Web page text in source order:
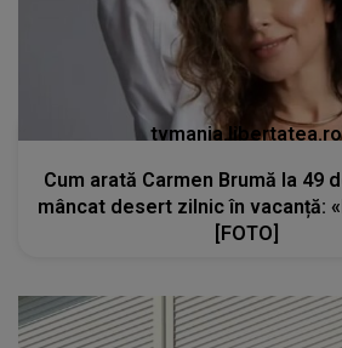
tvmania.libertatea.ro
Cum arată Carmen Brumă la 49
mâncat desert zilnic în vacanță:
[FOTO]